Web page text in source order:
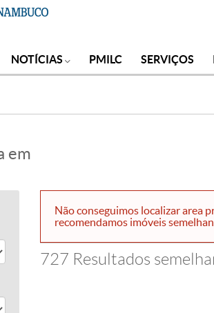
NOTÍCIAS PMILC SERVIÇOS
em
Não conseguimos localizar area
recomendamos imóveis
727 Resultados